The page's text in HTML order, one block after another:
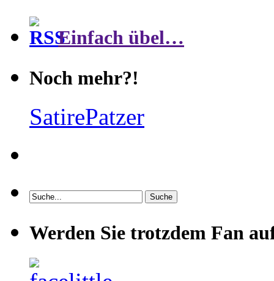
Einfach übel…
Noch mehr?!
SatirePatzer
Werden Sie trotzdem Fan